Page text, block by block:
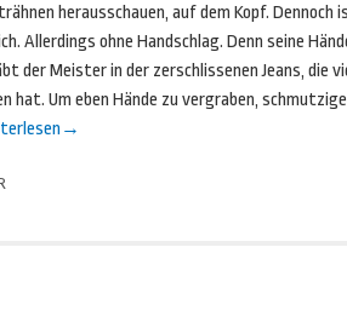
herausschauen, auf dem Kopf. Dennoch
Allerdings ohne Handschlag. Denn seine
der Meister in der zerschlissenen Jeans, die
hat. Um eben Hände zu vergraben, schmutzige
→